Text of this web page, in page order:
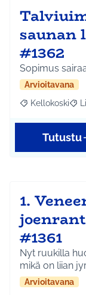
saunan
#1362
Sopimus
Arvioitavana
Rajaa tulokset
Kellokoski
Tutustu
1.
#1361
Nyt ruukilla
mikä on liian
Arvioitavana